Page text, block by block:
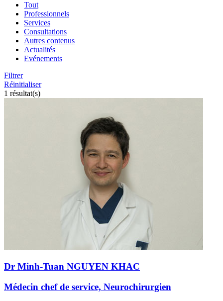
Tout
Professionnels
Services
Consultations
Autres contenus
Actualités
Evénements
Filtrer
Réinitialiser
1 résultat(s)
Dr Minh-Tuan NGUYEN KHAC
Médecin chef de service, Neurochirurgien